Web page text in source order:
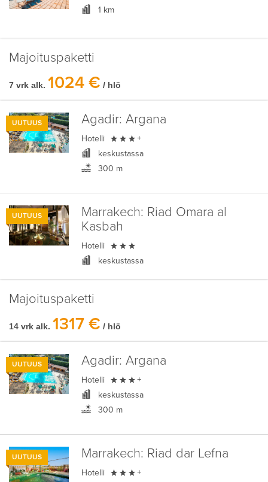
1 km
Majoituspaketti
7 vrk alk. 1024 € / hlö
UUTUUS Agadir: Argana
Hotelli  +
keskustassa
300 m
UUTUUS Marrakech: Riad Omara al
Kasbah
Hotelli 
keskustassa
Majoituspaketti
14 vrk alk. 1317 € / hlö
UUTUUS Agadir: Argana
Hotelli  +
keskustassa
300 m
UUTUUS Marrakech: Riad dar Lefna
Hotelli  +